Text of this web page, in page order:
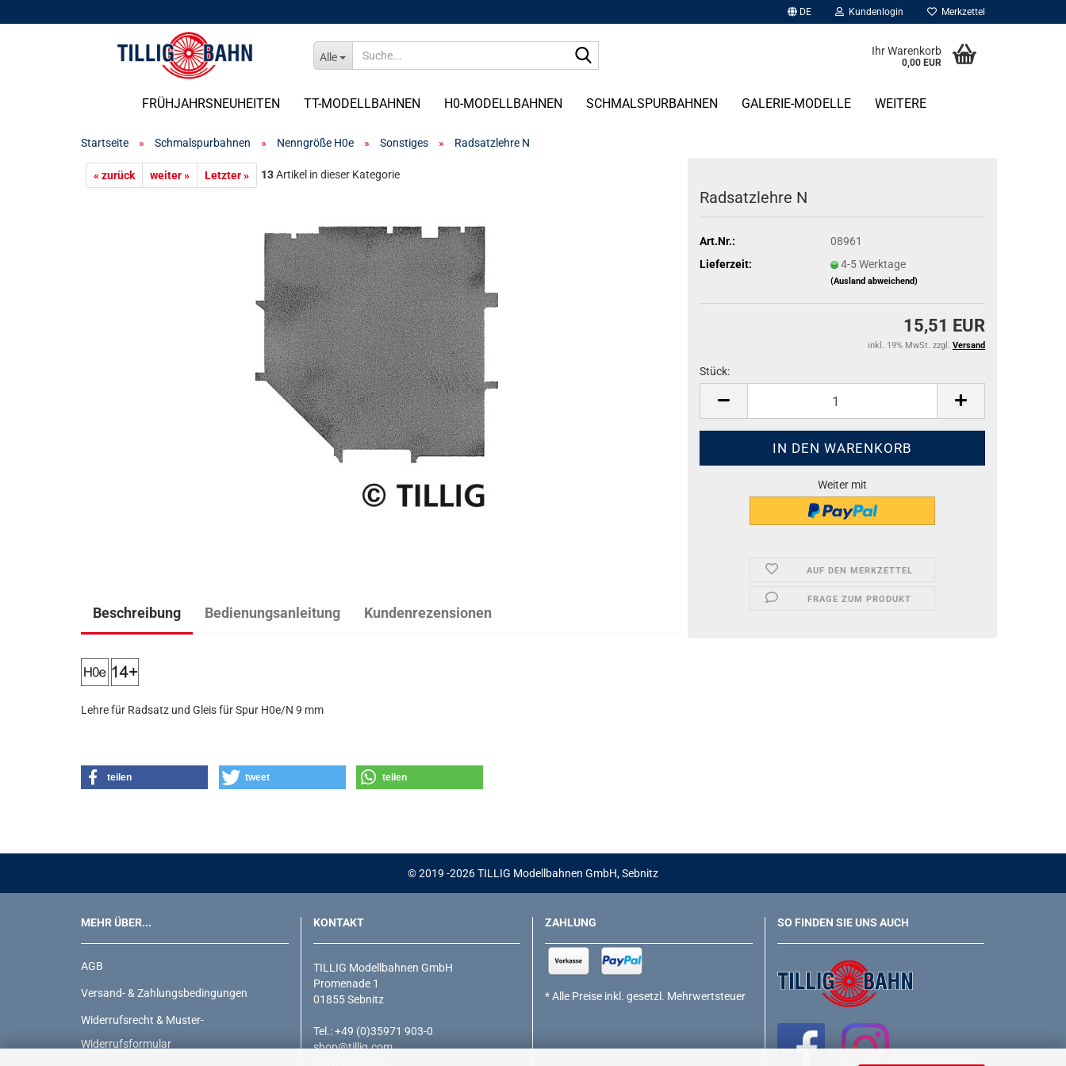
DE Kundenlogin Merkzettel
Alle Ihr Warenkorb
0,00 EUR
FRÜHJAHRSNEUHEITEN TT-MODELLBAHNEN H0-MODELLBAHNEN SCHMALSPURBAHNEN GALERIE-MODELLE WEITERE
Startseite » Schmalspurbahnen » Nenngröße H0e » Sonstiges » Radsatzlehre N
« zurück weiter » Letzter » 13Artikel in dieser Kategorie
Radsatzlehre N
Art.Nr.:
08961
Lieferzeit:
4-5 Werktage
(Ausland abweichend)
15,51 EUR
inkl. 19% MwSt. zzgl. Versand
Stück:
Stück
Weiter mit
AUF DEN MERKZETTEL
FRAGE ZUM PRODUKT
Beschreibung Bedienungsanleitung Kundenrezensionen
Lehre für Radsatz und Gleis für Spur H0e/N 9 mm
teilen tweet teilen
© 2019 -2026 TILLIG Modellbahnen GmbH, Sebnitz
MEHR ÜBER...
AGB
Versand- & Zahlungsbedingungen
Widerrufsrecht & Muster-
Widerrufsformular
KONTAKT
TILLIG Modellbahnen GmbH
Promenade 1
01855 Sebnitz
Tel.: +49 (0)35971 903-0
shop@tillig.com
ZAHLUNG
* Alle Preise inkl. gesetzl. Mehrwertsteuer
SO FINDEN SIE UNS AUCH